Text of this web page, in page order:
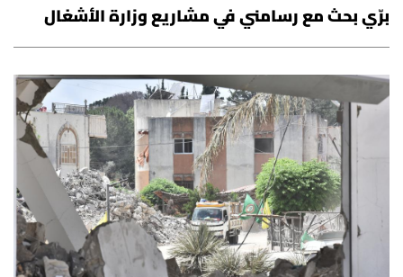
برّي بحث مع رسامني في مشاريع وزارة الأشغال